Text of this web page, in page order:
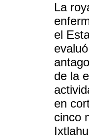
La
el
de la
en
cinco